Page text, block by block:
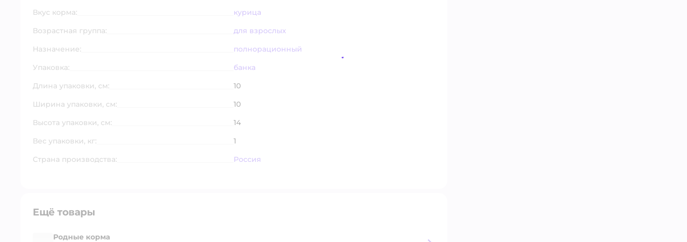
Вкус корма:
курица
Возрастная группа:
для взрослых
Назначение:
полнорационный
Упаковка:
банка
Длина упаковки, см:
10
Ширина упаковки, см:
10
Высота упаковки, см:
14
Вес упаковки, кг:
1
Страна производства:
Россия
Ещё товары
Родные корма